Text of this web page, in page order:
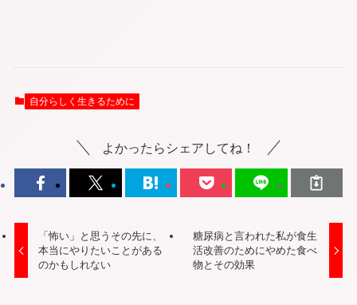
自分らしく生きるために
よかったらシェアしてね！
「怖い」と思うその先に、
本当にやりたいことがある
のかもしれない
糖尿病と言われた私が食生
活改善のためにやめた食べ
物とその効果